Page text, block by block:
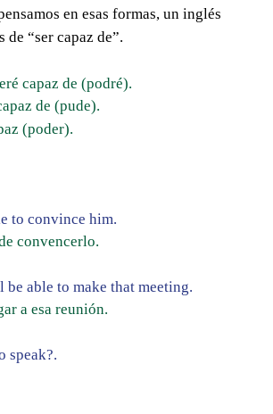
en esas formas, un inglés
de “ser capaz de”.
capaz de (podré).
de (pude).
(poder).
to convince him.
convencerlo.
able to make that meeting.
a esa reunión.
speak?.